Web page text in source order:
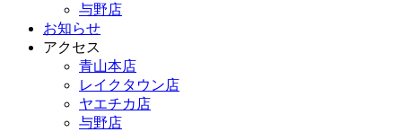
与野店
お知らせ
アクセス
青山本店
レイクタウン店
ヤエチカ店
与野店